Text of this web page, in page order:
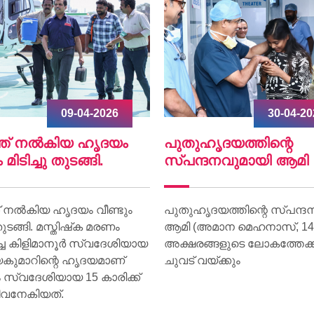
30-04-2026
ആമി
സ്പന്ദനവുമായി
മെഹനാസ്, 14) ഇനി
ലോകത്തേക്ക് വീണ്ടും
07-04-
World Health Day 2026
on 07 April at Lisie Hospital
theme “Together for Health.